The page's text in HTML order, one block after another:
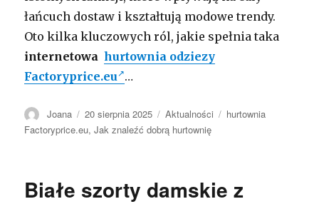
łańcuch dostaw i kształtują modowe trendy.
Oto kilka kluczowych ról, jakie spełnia taka
internetowa hurtownia odziezy
Factoryprice.eu …
Autor
Joana Opublikowano
20 sierpnia 2025 Kategorie
Aktualności Tagi
hurtownia
Factoryprice.eu,Jak znaleźć dobrą hurtownię
Białe szorty damskie z